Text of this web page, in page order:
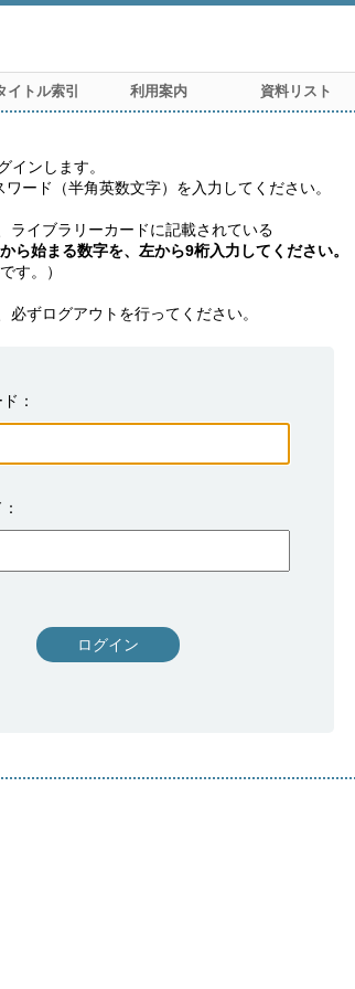
イトル索引 利用案内 資料リスト
インします。
ード（半角英数文字）を入力してください。
ライブラリーカードに記載されている
ら始まる数字を、左から9桁入力してください。
す。）
ずログアウトを行ってください。
ログイン